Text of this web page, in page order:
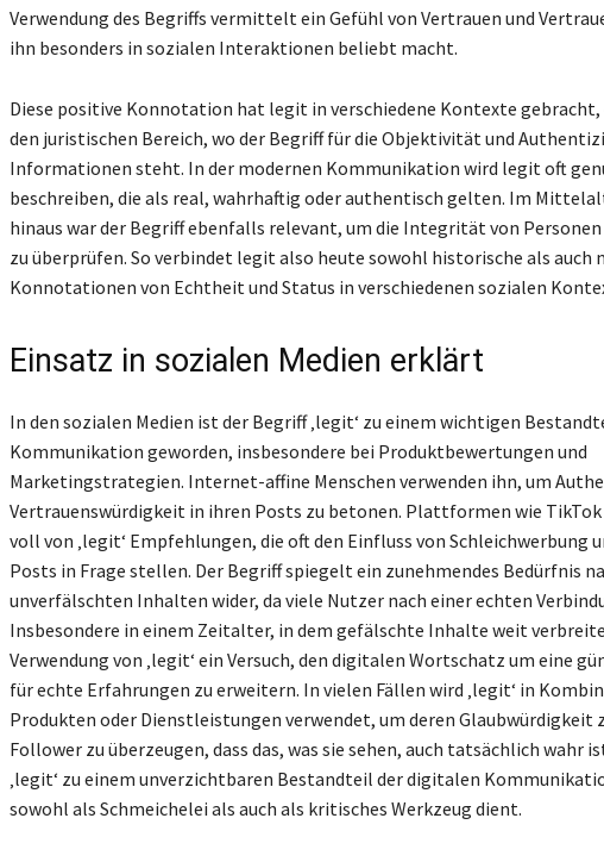
Verwendung des Begriffs vermittelt ein Gefühl von Vertrauen und
ihn besonders in sozialen Interaktionen beliebt macht.
Diese positive Konnotation hat legit in verschiedene Kontexte gebracht,
den juristischen Bereich, wo der Begriff für die Objektivität und
Informationen steht. In der modernen Kommunikation wird legit oft
beschreiben, die als real, wahrhaftig oder authentisch gelten. Im
hinaus war der Begriff ebenfalls relevant, um die Integrität von
zu überprüfen. So verbindet legit also heute sowohl historische als auch
Konnotationen von Echtheit und Status in verschiedenen sozialen
Einsatz in sozialen Medien erklärt
In den sozialen Medien ist der Begriff ‚legit‘ zu einem wichtigen
Kommunikation geworden, insbesondere bei Produktbewertungen und
Marketingstrategien. Internet-affine Menschen verwenden ihn, um
Vertrauenswürdigkeit in ihren Posts zu betonen. Plattformen wie
voll von ‚legit‘ Empfehlungen, die oft den Einfluss von Schleichwerbung
Posts in Frage stellen. Der Begriff spiegelt ein zunehmendes Bedürfnis
unverfälschten Inhalten wider, da viele Nutzer nach einer echten
Insbesondere in einem Zeitalter, in dem gefälschte Inhalte weit
Verwendung von ‚legit‘ ein Versuch, den digitalen Wortschatz um eine
für echte Erfahrungen zu erweitern. In vielen Fällen wird ‚legit‘ in
Produkten oder Dienstleistungen verwendet, um deren Glaubwürdigkeit
Follower zu überzeugen, dass das, was sie sehen, auch tatsächlich wahr
‚legit‘ zu einem unverzichtbaren Bestandteil der digitalen
sowohl als Schmeichelei als auch als kritisches Werkzeug dient.